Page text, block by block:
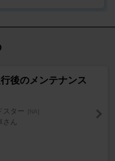
後のメンテナンス
スター [NA]
さん